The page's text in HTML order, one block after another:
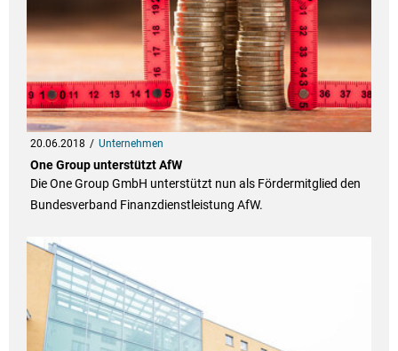
20.06.2018 Unternehmen
One Group unterstützt AfW
Die One Group GmbH unterstützt nun als Fördermitglied den
Bundesverband Finanzdienstleistung AfW.